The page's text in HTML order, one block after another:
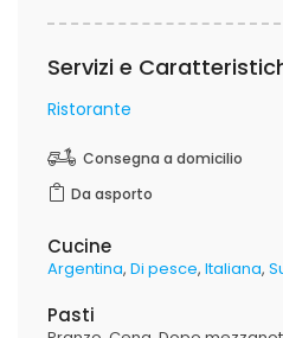
Servizi e
Ristorante
Consegna a domicilio
Da asporto
Cucine
Argentina Di pesce Italiana
Pasti